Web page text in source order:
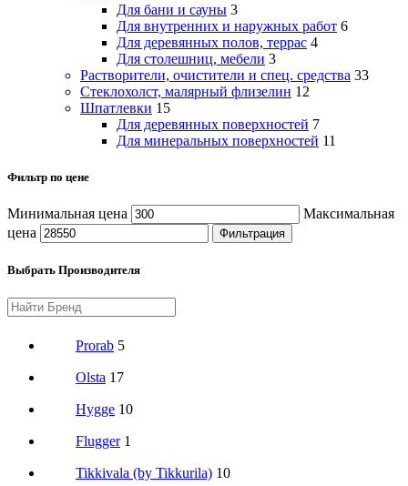
Для бани и сауны 3
Для внутренних и наружных работ 6
Для деревянных полов, террас 4
Для столешниц, мебели 3
Растворители, очистители и спец. средства 33
Стеклохолст, малярный флизелин 12
Шпатлевки 15
Для деревянных поверхностей 7
Для минеральных поверхностей 11
Фильтр по цене
Минимальная цена
Максимальная
цена
Фильтрация
Выбрать Производителя
Prorab 5
Olsta 17
Hygge 10
Flugger 1
Tikkivala (by Tikkurila) 10